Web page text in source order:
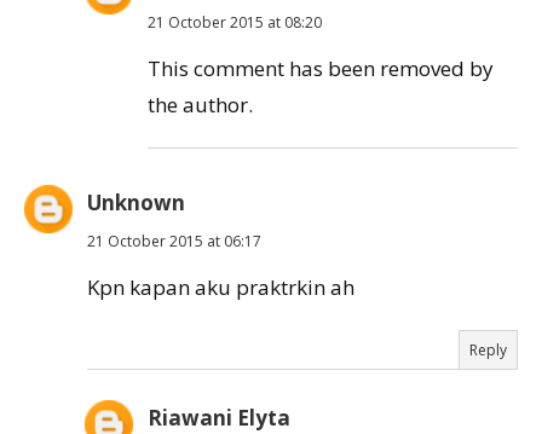
21 October 2015 at 08:20
This comment has been removed by
the author.
Unknown
21 October 2015 at 06:17
Kpn kapan aku praktrkin ah
Reply
Riawani Elyta